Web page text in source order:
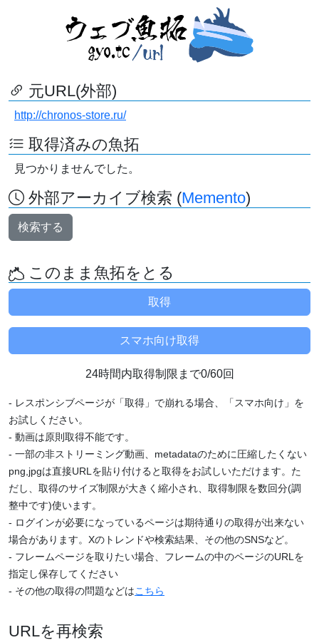
元URL(外部)
http://chronos-store.ru/
取得済みの魚拓
見つかりませんでした。
外部アーカイブ検索 (Memento)
検索する
このまま魚拓をとる
24時間内取得制限まで0/60回
- レスポンシブページが「取得」で崩れる場合、「スマホ向け」を
お試しください。
- 動画は原則取得不能です。
- 一部の非ストリーミング動画、metadataのために圧縮したくない
png,jpgは直接URLを貼り付けると取得をお試しいただけます。た
だし、取得のサイズ制限が大きく縮小され、取得制限を数回分(調
整中です)使います。
- ログインが必要になっているページは期待通りの取得が出来ない
場合があります。Xのトレンドや検索結果、その他のSNSなど。
- フレームページを取りたい場合、フレームの中のページのURLを
指定し保存してください
- その他の取得の問題などはこちら
URLを再検索